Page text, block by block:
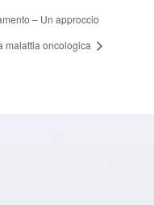
– Un approccio
malattia oncologica